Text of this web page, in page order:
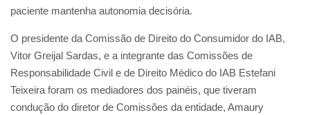
paciente mantenha autonomia decisória.
O presidente da Comissão de Direito do Consumidor do IAB,
Vitor Greijal Sardas, e a integrante das Comissões de
Responsabilidade Civil e de Direito Médico do IAB Estefani
Teixeira foram os mediadores dos painéis, que tiveram
condução do diretor de Comissões da entidade, Amaury